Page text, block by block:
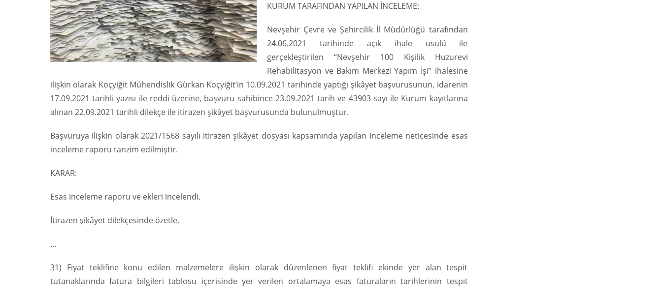
KURUM TARAFINDAN YAPILAN İNCELEME:
Nevşehir Çevre ve Şehircilik İl Müdürlüğü tarafından
24.06.2021 tarihinde açık ihale usulü ile
gerçekleştirilen “Nevşehir 100 Kişilik Huzurevi
Rehabilitasyon ve Bakım Merkezi Yapım İşi” ihalesine
ilişkin olarak Koçyiğit Mühendislik Gürkan Koçyiğit’in 10.09.2021 tarihinde yaptığı şikâyet başvurusunun, idarenin
17.09.2021 tarihli yazısı ile reddi üzerine, başvuru sahibince 23.09.2021 tarih ve 43903 sayı ile Kurum kayıtlarına
alınan 22.09.2021 tarihli dilekçe ile itirazen şikâyet başvurusunda bulunulmuştur.
Başvuruya ilişkin olarak 2021/1568 sayılı itirazen şikâyet dosyası kapsamında yapılan inceleme neticesinde esas
inceleme raporu tanzim edilmiştir.
KARAR:
Esas inceleme raporu ve ekleri incelendi.
İtirazen şikâyet dilekçesinde özetle,
…
31) Fiyat teklifine konu edilen malzemelere ilişkin olarak düzenlenen fiyat teklifi ekinde yer alan tespit
tutanaklarında fatura bilgileri tablosu içerisinde yer verilen ortalamaya esas faturaların tarihlerinin tespit